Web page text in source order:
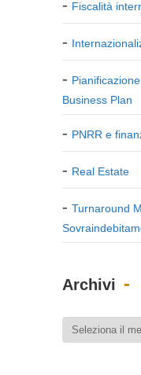
Fiscalità
Business Plan
PNRR e
Real Estate
Turnaround
Archivi